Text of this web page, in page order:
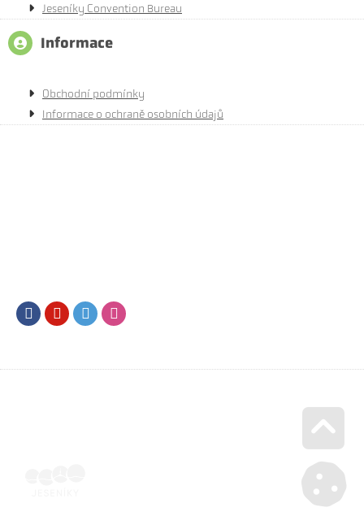
Jeseníky Convention Bureau
Informace
Obchodní podmínky
Informace o ochraně osobních údajů
FacebookYoutubeTwitter
Go